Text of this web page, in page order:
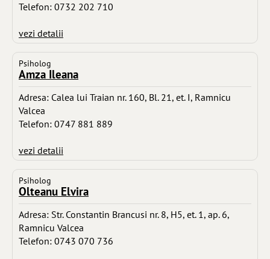
Telefon: 0732 202 710
vezi detalii
Psiholog
Amza Ileana
Adresa: Calea lui Traian nr. 160, Bl. 21, et. I, Ramnicu
Valcea
Telefon: 0747 881 889
vezi detalii
Psiholog
Olteanu Elvira
Adresa: Str. Constantin Brancusi nr. 8, H5, et. 1, ap. 6,
Ramnicu Valcea
Telefon: 0743 070 736